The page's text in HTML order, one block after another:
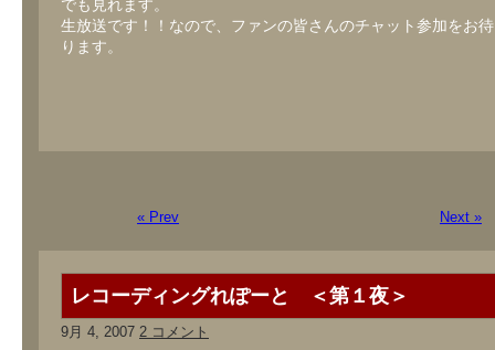
でも見れます。
生放送です！！なので、ファンの皆さんのチャット参加をお
ります。
« Prev Next »
レコーディングれぽーと ＜第１夜＞
9月 4, 2007 2 コメント